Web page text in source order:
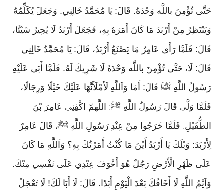
حَتَّى تُؤْمِنَ باللَّه وَحْدَهُ. قَالَ: يَا مُحَمَّدُ خَالِنِي. وَجَعَلَ يُكَلِّمُهُ
وَيَنْتَظِرُ مِنْ أَرْبَدَ مَا كَانَ أَمَرَهُ بِهِ، فَجَعَلَ أَرْبَدُ لَا يُحِيرُ شَيْئًا،
قَالَ: فَلَمَّا رَأَى عَامِرُ مَا يَصْنَعُ أَرْبَدُ، قَالَ: يَا مُحَمَّدُ خَالِنِي
قَالَ: لَا، حَتَّى تُؤْمِنَ باللَّه وَحْدَهُ لَا شَرِيكَ لَهُ. فَلَمَّا أَبَى عَلَيْهِ
رَسُولُ اللَّهِ ﷺ قَالَ: أَمَا وَاَللَّهِ لَأَمْلَأَنَّهَا عَلَيْكَ خَيْلًا وَرِجَالًا،
فَلَمَّا وَلَّى قَالَ رَسُولُ اللَّهِ ﷺ: اللَّهمّ اكْفِنِي عَامِرَ بْنَ
الطُّفَيْلِ. فَلَمَّا خَرَجُوا مِنْ عِنْدِ رَسُولِ اللَّهِ ﷺ، قَالَ عَامِرٌ
لِأَرْبَدَ: وَيْلَكَ يَا أَرْبَدُ أَيْنَ مَا كُنْتُ أَمَرْتُكَ بِهِ؟ وَاَللَّهِ مَا كَانَ
عَلَى ظَهْرِ الْأَرْضِ رَجُلٌ هُوَ أَخْوَفَ عِنْدِي عَلَى نَفْسِي مِنْكَ.
وَاَيْمُ اللَّهِ لَا أَخَافُكَ بَعْدَ الْيَوْمِ أَبَدًا. قَالَ: لَا أَبَا لَكَ! لَا تَعْجَلْ